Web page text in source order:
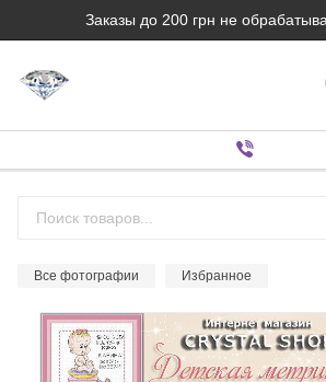
Заказы до 200 грн не
Все фотографии Избранное